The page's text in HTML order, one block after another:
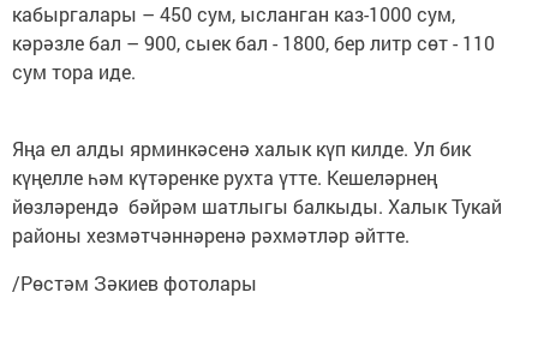
кабыргалары – 450 сум, ысланган каз-1000 сум,
кәрәзле бал – 900, сыек бал - 1800, бер литр сөт - 110
сум тора иде.
Яңа ел алды ярминкәсенә халык күп килде. Ул бик
күңелле һәм күтәренке рухта үтте. Кешеләрнең
йөзләрендә бәйрәм шатлыгы балкыды. Халык Тукай
районы хезмәтчәннәренә рәхмәтләр әйтте.
/Рөстәм Зәкиев фотолары